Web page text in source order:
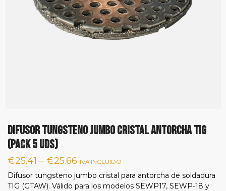
DIFUSOR TUNGSTENO JUMBO CRISTAL ANTORCHA TIG
(PACK 5 UDS)
€25.41 – €25.66 IVA INCLUIDO
Difusor tungsteno jumbo cristal para antorcha de soldadura
TIG (GTAW). Válido para los modelos SEWP17, SEWP-18 y